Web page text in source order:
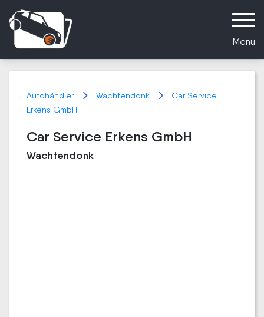
Menü
Autohändler Wachtendonk
Car Service
Erkens GmbH
Car Service Erkens GmbH
Wachtendonk